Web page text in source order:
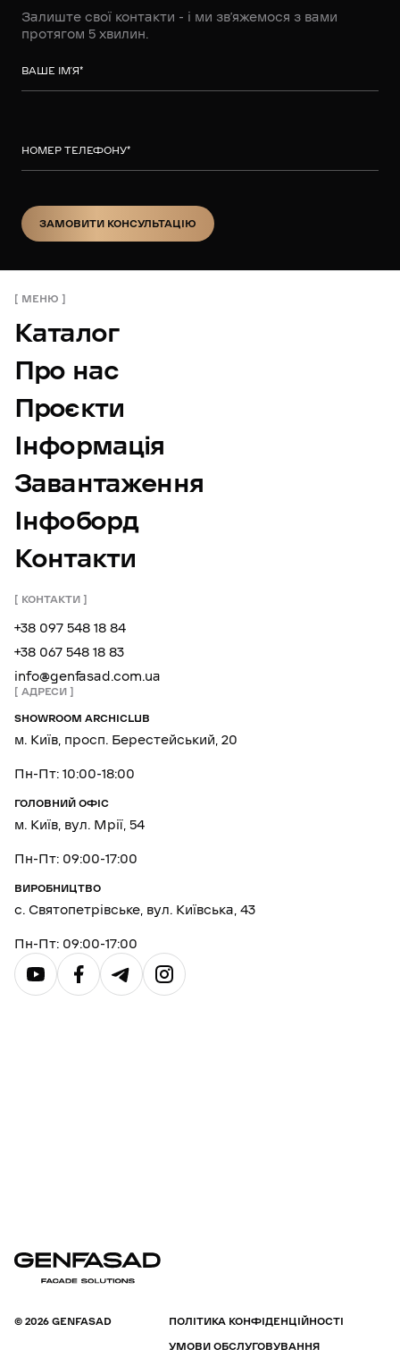
Залиште свої контакти - і ми зв’яжемося з вами
протягом 5 хвилин.
ВАШЕ ІМ’Я*
НОМЕР ТЕЛЕФОНУ*
ЗАМОВИТИ КОНСУЛЬТАЦІЮ
МЕНЮ
Каталог
Про нас
Проєкти
Інформація
Завантаження
Інфоборд
Контакти
КОНТАКТИ
+38 097 548 18 84
+38 067 548 18 83
info@genfasad.com.ua
АДРЕСИ
SHOWROOM ARCHICLUB
м. Київ, просп. Берестейський, 20
Пн-Пт: 10:00-18:00
ГОЛОВНИЙ ОФІС
м. Київ, вул. Мрії, 54
Пн-Пт: 09:00-17:00
ВИРОБНИЦТВО
с. Святопетрівське, вул. Київська, 43
Пн-Пт: 09:00-17:00
© 2026 GENFASAD
ПОЛІТИКА КОНФІДЕНЦІЙНОСТІ
УМОВИ ОБСЛУГОВУВАННЯ